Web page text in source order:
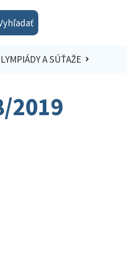
A SÚŤAŽE
2019